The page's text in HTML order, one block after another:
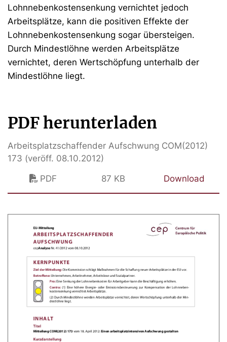
Lohnnebenkostensenkung vernichtet jedoch
Arbeitsplätze, kann die positiven Effekte der
Lohnnebenkostensenkung sogar übersteigen.
Durch Mindestlöhne werden Arbeitsplätze
vernichtet, deren Wertschöpfung unterhalb der
Mindestlöhne liegt.
PDF herunterladen
Arbeitsplatzschaffender Aufschwung COM(2012)
173 (veröff. 08.10.2012)
PDF
87 KB Download